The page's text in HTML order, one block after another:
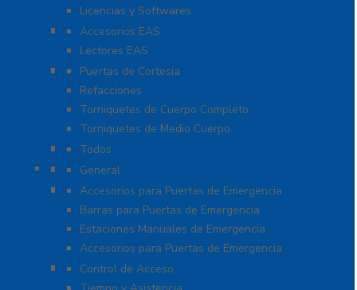
Licencias y Softwares
Protección de Mercancía (EAS)
Accesorios EAS
Lectores EAS
Torniquetes y Puertas de Cortesía
Puertas de Cortesía
Refacciones
Torniquetes de Cuerpo Completo
Torniquetes de Medio Cuerpo
Teclados Autónomos
Todos
Refacciones
General
Sistemas de Emergencia
Accesorios para Puertas de Emergencia
Barras para Puertas de Emergencia
Estaciones Manuales de Emergencia
Accesorios para Puertas de Emergencia
Software De Asistencia
Control de Acceso